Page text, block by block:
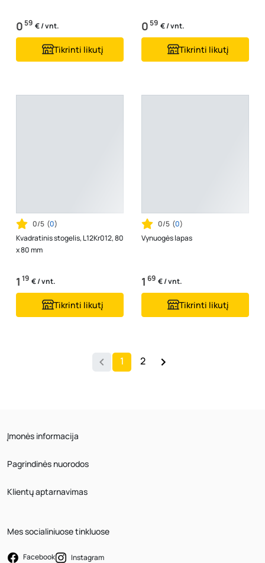
059 € / vnt.
Tikrinti likutį
059 € / vnt.
Tikrinti likutį
0/5 (0)
Kvadratinis stogelis, L12Kr012, 80
x 80 mm
1 19 € / vnt.
Tikrinti likutį
0/5 (0)
Vynuogės lapas
1 69 € / vnt.
Tikrinti likutį
1 2
Įmonės informacija
Pagrindinės nuorodos
Klientų aptarnavimas
Mes socialiniuose tinkluose
Facebook Instagram